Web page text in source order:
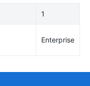
1
Enterprise